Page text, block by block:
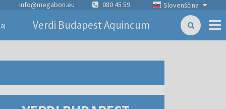
Slovenščina
info@megabon.eu 080 45 59
Verdi Budapest Aquincum